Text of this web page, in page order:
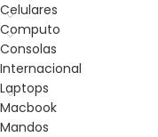
Celulares
Computo
Consolas
Internacional
Laptops
Macbook
Mandos